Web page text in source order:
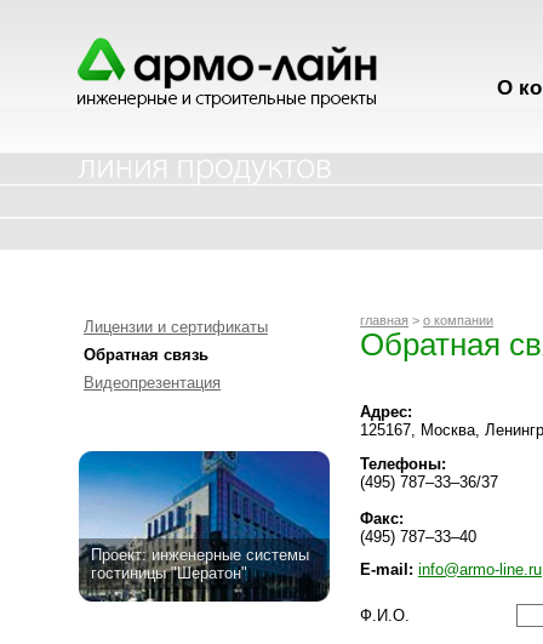
О
Лицензии и сертификаты
Обратная связь
Видеопрезентация
Проект: инженерные системы
гостиницы "Шератон"
главная > о компании
Обратная
Адрес:
125167, Москва,
Телефоны:
(495) 787–33–36/37
Факс:
(495) 787–33–40
E-mail: info@armo-line.ru
Ф.И.О.